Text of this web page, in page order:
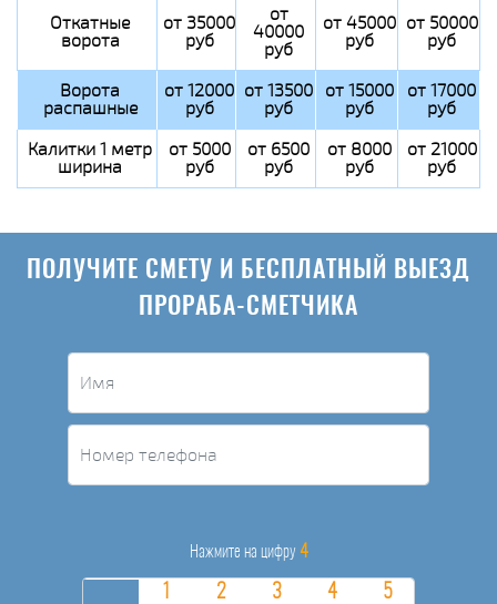
Откатные
ворота
от 35000
руб
от
40000
руб
от 45000
руб
от 50000
руб
Ворота
распашные
от 12000
руб
от 13500
руб
от 15000
руб
от 17000
руб
Калитки 1 метр
ширина
от 5000
руб
от 6500
руб
от 8000
руб
от 21000
руб
ПОЛУЧИТЕ СМЕТУ И БЕСПЛАТНЫЙ ВЫЕЗД
ПРОРАБА-СМЕТЧИКА
Нажмите на цифру 4